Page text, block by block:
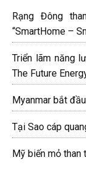
Rạng Đông
“SmartHome –
Triển lãm năng
The Future
Myanmar bắt
Tại Sao cáp
Mỹ biến mỏ than